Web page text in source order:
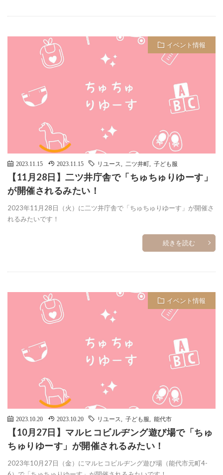
イベント情報
2023.11.15 2023.11.15 リユース 二ツ井町 子ども服
【11月28日】二ツ井庁舎で「ちゅちゅりゆーす」
が開催されるみたい！
2023年11月28日（火）に二ツ井庁舎で「ちゅちゅりゆーす」が開催さ
れるみたいです！
続きを読む
イベント情報
2023.10.20 2023.10.20 リユース 子ども服 能代市
【10月27日】マルヒコビルヂング遊び場で「ちゅ
ちゅりゆーす」が開催されるみたい！
2023年10月27日（金）にマルヒコビルヂング遊び場（能代市元町4-